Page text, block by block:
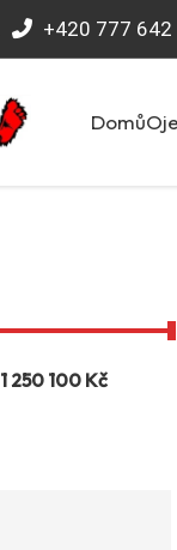
+420 777 642
Domů
1 250 100 Kč